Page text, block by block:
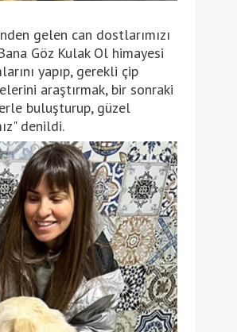
gelen can dostlarımızı
Göz Kulak Ol himayesi
yapıp, gerekli çip
araştırmak, bir sonraki
buluşturup, güzel
denildi.